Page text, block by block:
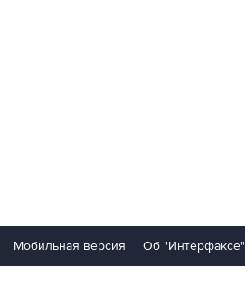
Мобильная версия Об "Интерфаксе"